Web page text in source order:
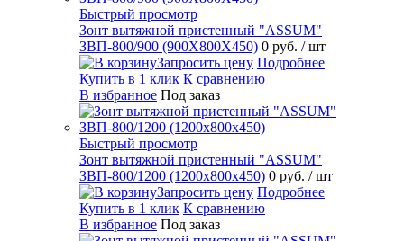
Быстрый просмотр
Зонт вытяжной пристенный "ASSUM"
ЗВП-800/900 (900Х800Х450) 0 руб. / шт
Запросить цену Подробнее
Купить в 1 клик К сравнению
В избранное Под заказ
Быстрый просмотр
Зонт вытяжной пристенный "ASSUM"
ЗВП-800/1200 (1200х800х450) 0 руб. / шт
Запросить цену Подробнее
Купить в 1 клик К сравнению
В избранное Под заказ